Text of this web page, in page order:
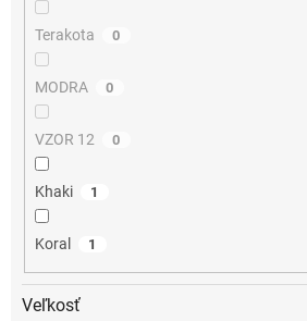
Terakota 0
MODRA 0
VZOR 12 0
Khaki 1
Koral 1
Veľkosť